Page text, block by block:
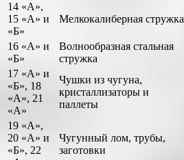
14 «А»,
15 «А» и
«Б»
Мелкокалиберная стружка
16 «А» и
«Б»
Волнообразная стальная
стружка
17 «А» и
«Б», 18
«А», 21
«А»
Чушки из чугуна,
кристаллизаторы и
паллеты
19 «А»,
20 «А» и
«Б», 22
Чугунный лом, трубы,
заготовки